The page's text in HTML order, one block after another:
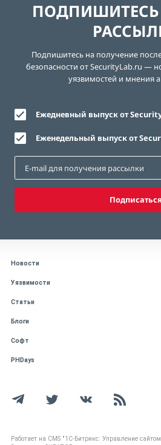
ПОДПИШИТЕСЬ
Подпишитесь на получение
безопасности от SecurityLab.ru —
уязвимостей и мнения
Ежедневный выпуск от
Еженедельный выпуск от
Подписаться
Новости
Уязвимости
Статьи
Блоги
Софт
PHDays
Работает на CMS "1С-Битрикс: Управление